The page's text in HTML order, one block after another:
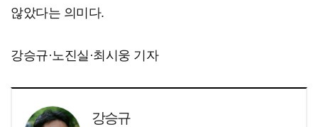
않았다는 의미다.
강승규·노진실·최시웅 기자
강승규